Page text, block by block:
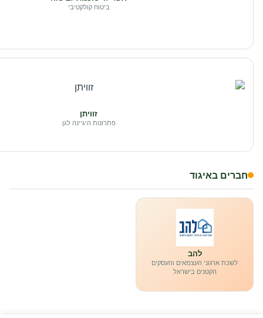
ביטוח קולקטיבי
זוויתן
פתרונות היגיינה לגן
חברים באיגוד
להב
לשכת ארגוני העצמאים והעסקים
הקטנים בישראל